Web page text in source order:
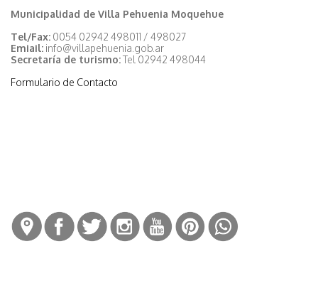
Municipalidad de Villa Pehuenia Moquehue
Tel/Fax: 0054 02942 498011 / 498027
Emiail: info@villapehuenia.gob.ar
Secretaría de turismo:Tel 02942 498044
Formulario de Contacto